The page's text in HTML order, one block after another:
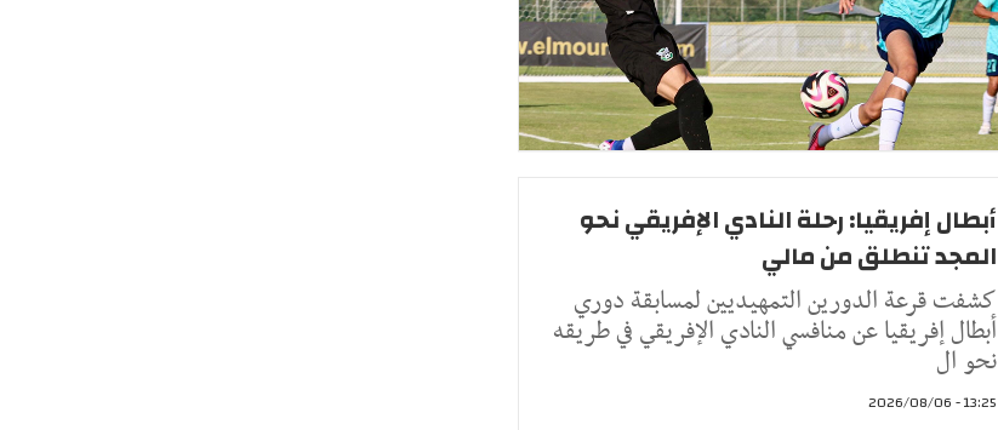
أبطال إفريقيا: رحلة النادي الإفريقي نحو
المجد تنطلق من مالي
كشفت قرعة الدورين التمهيديين لمسابقة دوري
أبطال إفريقيا عن منافسي النادي الإفريقي في طريقه
نحو ال
13:25 - 2026/08/06